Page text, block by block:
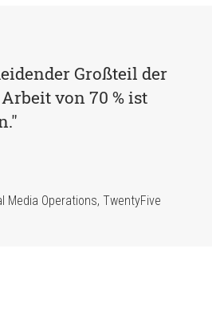
Großteil der
von 70 % ist
Media Operations, TwentyFive